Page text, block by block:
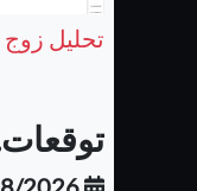
تحليل زوج